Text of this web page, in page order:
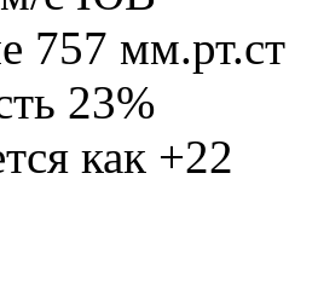
757 мм.рт.ст
23%
как +22